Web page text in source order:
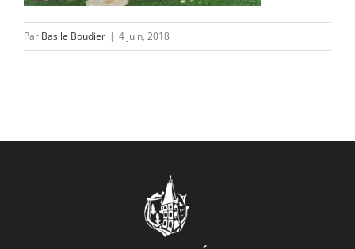
Par Basile Boudier | 4 juin, 2018